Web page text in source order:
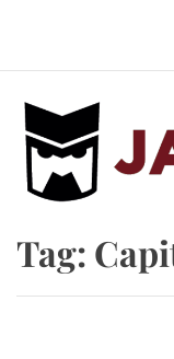
the
Tag: